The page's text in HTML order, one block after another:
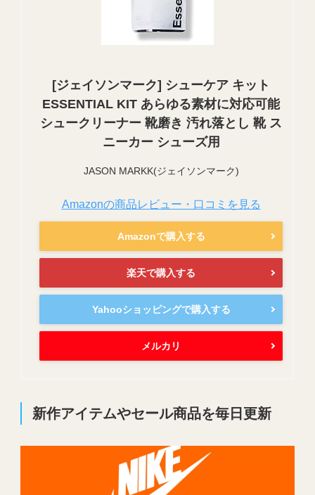
[ジェイソンマーク] シューケア キット
ESSENTIAL KIT あらゆる素材に対応可能
シュークリーナー 靴磨き 汚れ落とし 靴 ス
ニーカー シューズ用
JASON MARKK(ジェイソンマーク)
Amazonの商品レビュー・口コミを見る
Amazonで購入する
楽天で購入する
Yahooショッピングで購入する
メルカリ
新作アイテムやセール商品を毎日更新